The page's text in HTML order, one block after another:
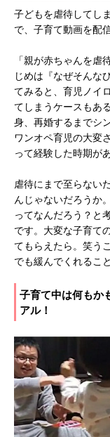
子どもを虐待してし
で、子育て動画を配
「親が赤ちゃんを
じめは『なぜそんな
てみると、育児ノイ
てしまうケースもあ
身、再婚するまでシ
ワンオペ育児の大変
って経験した時期が
虐待にまで至らない
んじゃないだろうか
ってなんだろう？と
です。大変な子育て
てもらえたら。笑う
でも緩んでくれるこ
子育て中は何もか
アル！